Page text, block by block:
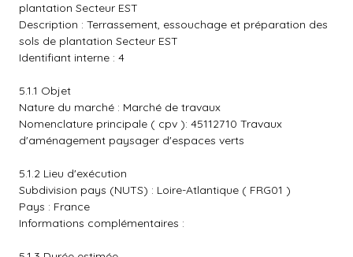
plantation Secteur EST
Description : Terrassement, essouchage et préparation des
sols de plantation Secteur EST
Identifiant interne : 4
5.1.1 Objet
Nature du marché : Marché de travaux
Nomenclature principale ( cpv ): 45112710 Travaux
d'aménagement paysager d'espaces verts
5.1.2 Lieu d'exécution
Subdivision pays (NUTS) : Loire-Atlantique ( FRG01 )
Pays : France
Informations complémentaires :